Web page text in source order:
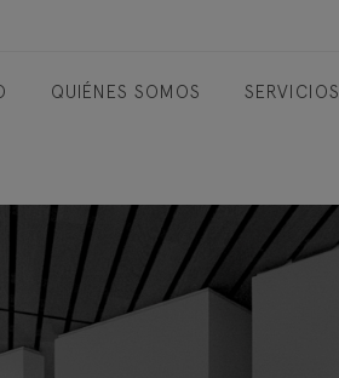
QUIÉNES SOMOS SERVICIOS